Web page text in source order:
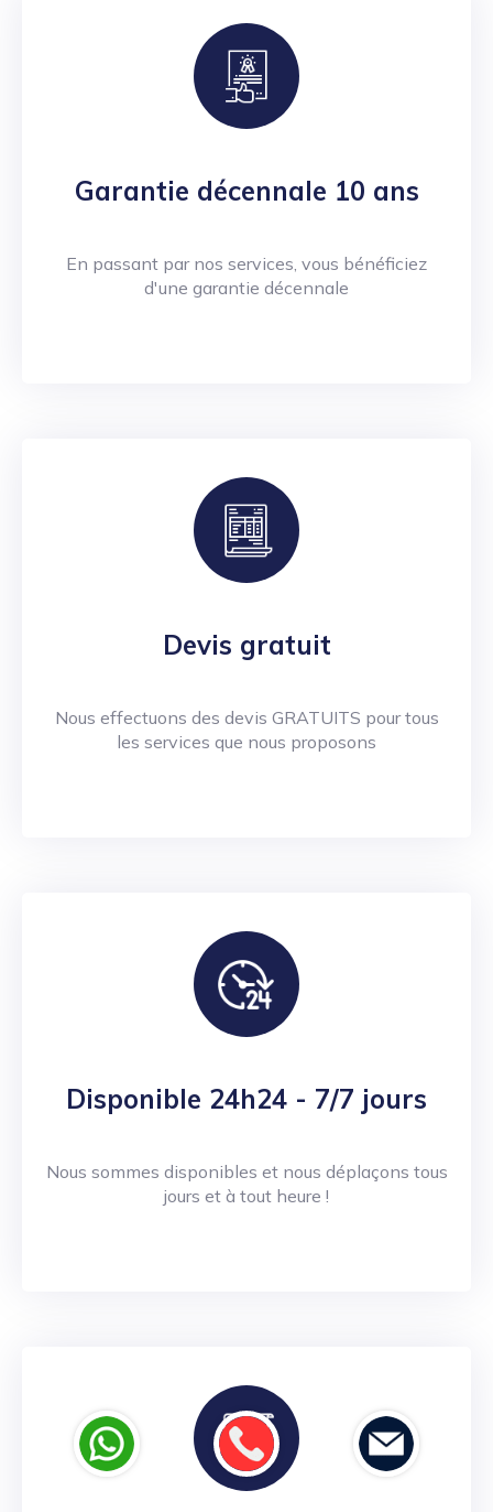
Garantie décennale 10 ans
En passant par nos services, vous bénéficiez
d'une garantie décennale
Devis gratuit
Nous effectuons des devis GRATUITS pour tous
les services que nous proposons
Disponible 24h24 - 7/7 jours
Nous sommes disponibles et nous déplaçons tous
jours et à tout heure !